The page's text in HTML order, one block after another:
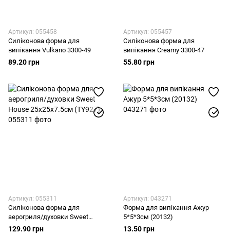
Артикул: 055458
Силіконова форма для
випікання Vulkano 3300-49
89.20 грн
Артикул: 055457
Силіконова форма для
випікання Creamy 3300-47
55.80 грн
Артикул: 055311
Силіконова форма для
аерогриля/духовки Sweet
House 25x25x7.5см (TY927)
129.90 грн
Артикул: 043271
Форма для випікання Ажур
5*5*3см (20132)
13.50 грн